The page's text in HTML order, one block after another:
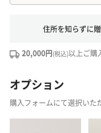
住所を知らずに
20,000円(税込)以上ご購
オプション
購入フォームにて選択いた